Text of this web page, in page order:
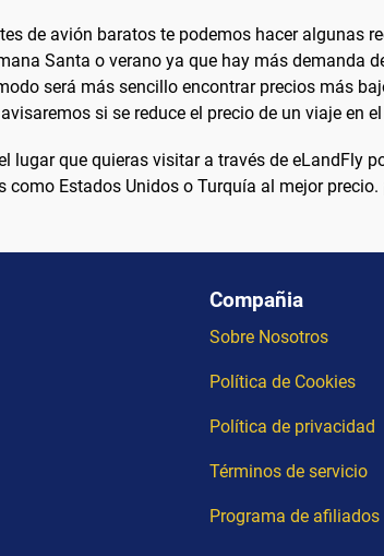
de avión baratos te podemos hacer algunas
Santa o verano ya que hay más demanda
será más sencillo encontrar precios más
si se reduce el precio de un viaje en
lugar que quieras visitar a través de eLandFly
como Estados Unidos o Turquía al mejor
Compañia
Sobre Nosotros
Política de Cookies
Política de privacidad
Términos de servicio
Programa de afiliados